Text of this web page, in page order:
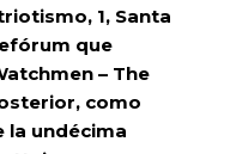
1, Santa
que
– The
como
la undécima